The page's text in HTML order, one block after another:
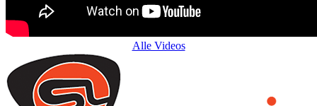
Alle Videos